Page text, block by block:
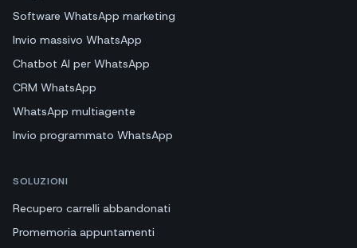
Software WhatsApp marketing
Invio massivo WhatsApp
Chatbot AI per WhatsApp
CRM WhatsApp
WhatsApp multiagente
Invio programmato WhatsApp
SOLUZIONI
Recupero carrelli abbandonati
Promemoria appuntamenti